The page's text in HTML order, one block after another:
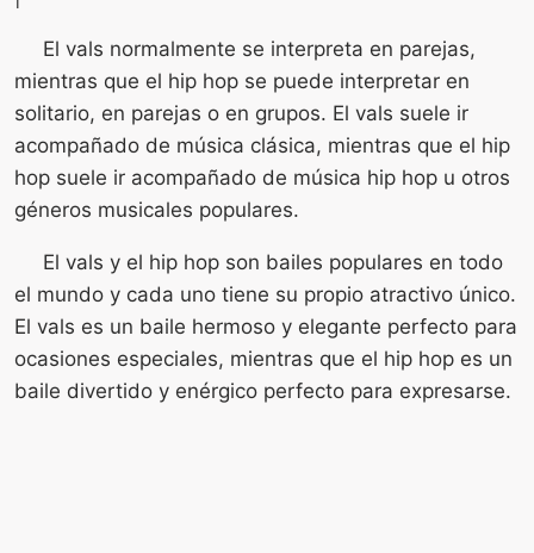
El vals normalmente se interpreta en parejas,
mientras que el hip hop se puede interpretar en
solitario, en parejas o en grupos. El vals suele ir
acompañado de música clásica, mientras que el hip
hop suele ir acompañado de música hip hop u otros
géneros musicales populares.
El vals y el hip hop son bailes populares en todo
el mundo y cada uno tiene su propio atractivo único.
El vals es un baile hermoso y elegante perfecto para
ocasiones especiales, mientras que el hip hop es un
baile divertido y enérgico perfecto para expresarse.